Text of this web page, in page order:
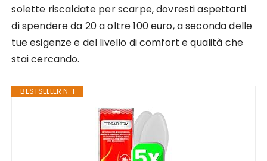
solette riscaldate per scarpe, dovresti aspettarti
di spendere da 20 a oltre 100 euro, a seconda delle
tue esigenze e del livello di comfort e qualità che
stai cercando.
BESTSELLER N. 1